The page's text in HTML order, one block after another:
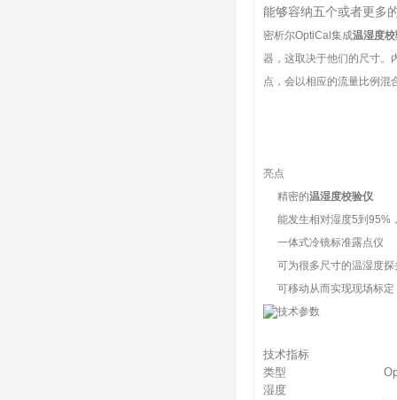
能够容纳五个或者更多
密析尔OptiCal集成温湿度
器，这取决于他们的尺寸。
点，会以相应的流量比例混
亮点
精密的温湿度校验仪
能发生相对湿度5到95%
一体式冷镜标准露点仪
可为很多尺寸的温湿度
可移动从而实现现场标定
技术参数
技术指标
类型
湿度